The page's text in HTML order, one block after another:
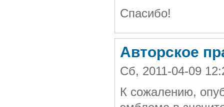
Спасибо!
Авторское
Сб, 2011-04-09
К сожалению,